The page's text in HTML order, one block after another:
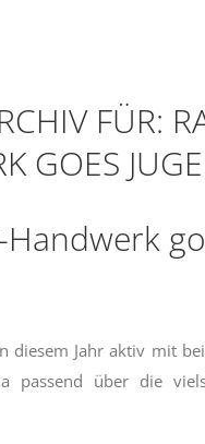
FÜR:
GOES
Jahr aktiv mit
über die